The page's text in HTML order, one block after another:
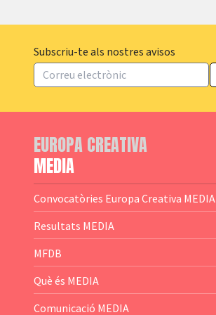
Subscriu-te als nostres avisos
EUROPA CREATIVA
MEDIA
Convocatòries Europa Creativa MEDIA
— Content Cluster
— Business Cluster
— Audience Cluster
— Altres
Resultats MEDIA
MFDB
Què és MEDIA
— El subprograma MEDIA
Comunicació MEDIA